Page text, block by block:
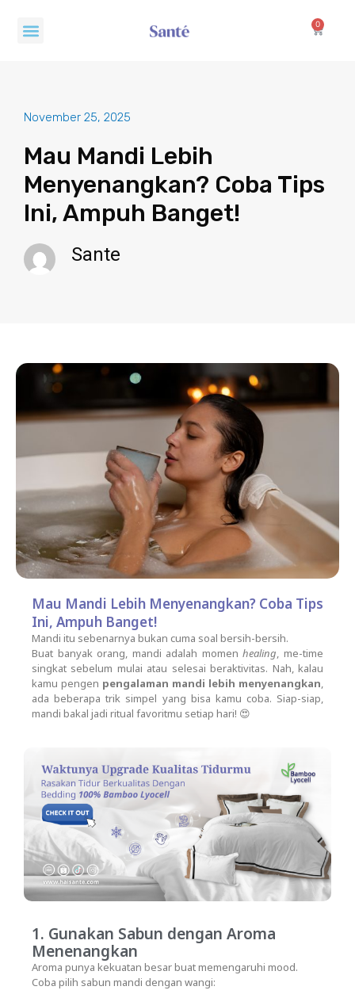
Menu 0 Cart
November 25, 2025
Mau Mandi Lebih
Menyenangkan? Coba Tips
Ini, Ampuh Banget!
Sante
Mau Mandi Lebih Menyenangkan? Coba Tips
Ini, Ampuh Banget!
Mandi itu sebenarnya bukan cuma soal bersih-bersih.
Buat banyak orang, mandi adalah momenhealing, me-time
singkat sebelum mulai atau selesai beraktivitas. Nah, kalau
kamu pengen pengalaman mandi lebih menyenangkan,
ada beberapa trik simpel yang bisa kamu coba. Siap-siap,
mandi bakal jadi ritual favoritmu setiap hari! 😍
1. Gunakan Sabun dengan Aroma
Menenangkan
Aroma punya kekuatan besar buat memengaruhi mood.
Coba pilih sabun mandi dengan wangi: